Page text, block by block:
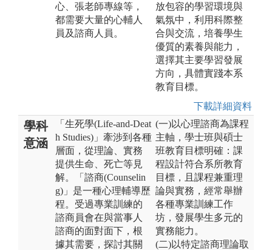
心、張老師專線等，
都需要大量的心輔人
員及諮商人員。
放包容的學習環境與
氣氛中，利用科際整
合與交流，培養學生
優質的素養與能力，
選擇其主要學習發展
方向，具體實踐本系
教育目標。
下載詳細資料
學科
意涵
「生死學(Life-and-Deat
h Studies)」牽涉到各種
層面，從理論、實務
提供生命、死亡等見
解。「諮商(Counselin
g)」是一種心理輔導歷
程。受過專業訓練的
諮商員會在與當事人
諮商的面對面下，根
據其需要，探討其關
(一)以心理諮商為課程
主軸，學士班與碩士
班教育目標明確：課
程設計符合系所教育
目標，且課程兼重理
論與實務，經常舉辦
各種專業訓練工作
坊，發展學生多元的
實務能力。
(二)以特定諮商理論取